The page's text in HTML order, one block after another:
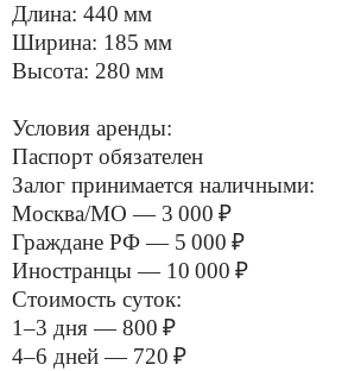
Длина: 440 мм
Ширина: 185 мм
Высота: 280 мм
Условия аренды:
Паспорт обязателен
Залог принимается наличными:
Москва/МО — 3 000 ₽
Граждане РФ — 5 000 ₽
Иностранцы — 10 000 ₽
Стоимость суток:
1–3 дня — 800 ₽
4–6 дней — 720 ₽